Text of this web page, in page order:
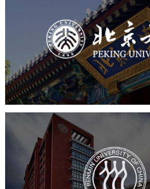
北京大学
培训教育 高校 大学网站建设
学校网站建设
教育网
中国人民大